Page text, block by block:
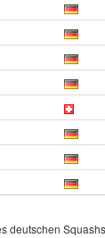
deutschen